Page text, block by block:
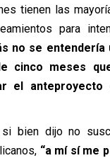
tienen las
para
no se entendería
cinco meses
el anteproyecto
bien dijo no
“a mí sí me